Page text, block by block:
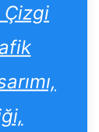
Çizgi